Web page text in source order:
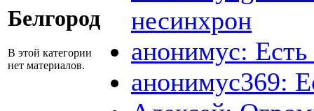
Белгород
В этой категории
нет материалов.
несинхрон
анонимус: Есть
анонимус369: